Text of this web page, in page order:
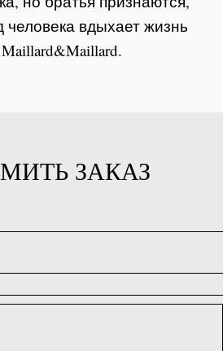
человека вдыхает жизнь
ЗАКАЗ